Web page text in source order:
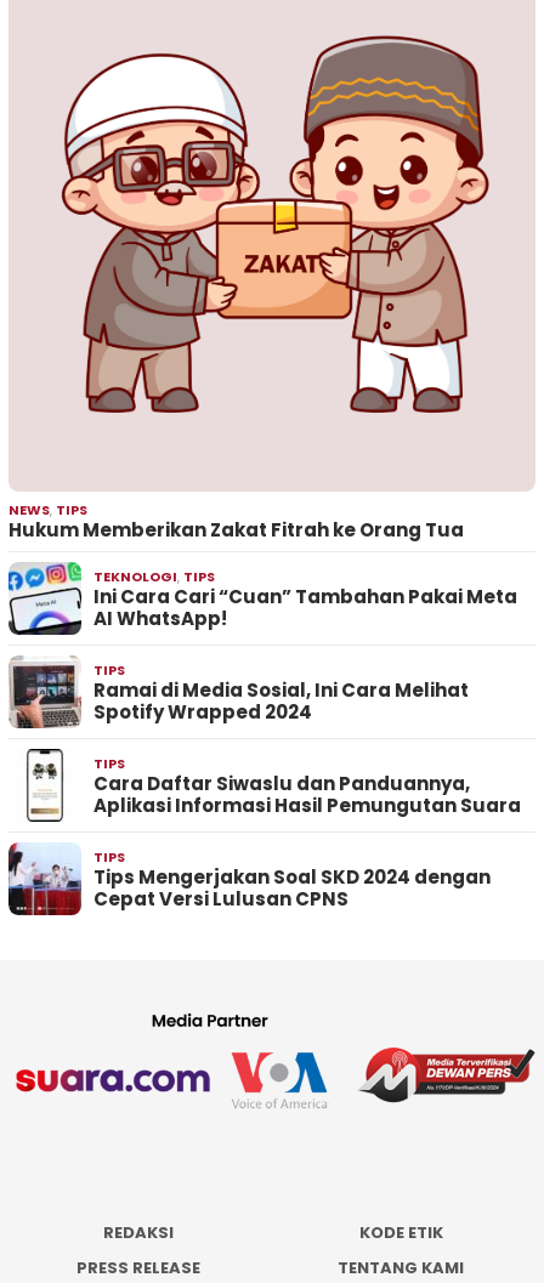
NEWS, TIPS
Hukum Memberikan Zakat Fitrah ke Orang Tua
TEKNOLOGI, TIPS
Ini Cara Cari “Cuan” Tambahan Pakai Meta
AI WhatsApp!
TIPS
Ramai di Media Sosial, Ini Cara Melihat
Spotify Wrapped 2024
TIPS
Cara Daftar Siwaslu dan Panduannya,
Aplikasi Informasi Hasil Pemungutan Suara
TIPS
Tips Mengerjakan Soal SKD 2024 dengan
Cepat Versi Lulusan CPNS
REDAKSI
KODE ETIK
PRESS RELEASE
TENTANG KAMI